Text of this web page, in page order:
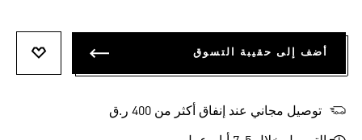
أضف إلى حقيبة التسوق
توصيل مجاني عند إنفاق أكثر من 400 ر.ق